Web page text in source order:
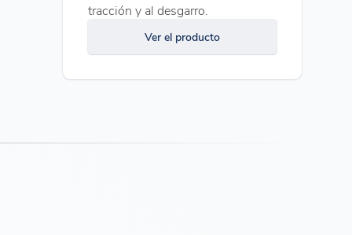
tracción y al desgarro.
Ver el producto